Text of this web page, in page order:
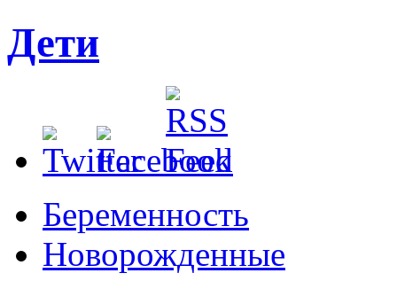
Дети
Беременность
Новорожденные